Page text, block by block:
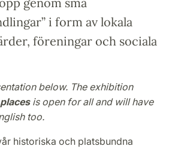
i form av lokala
föreningar och sociala
below. The exhibition
is open for all and will have
too.
historiska och platsbundna